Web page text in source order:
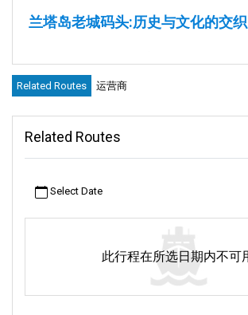
兰塔岛老城码头:历史与文化的交织
做兰塔老城。在这个小镇上,有一种神奇的感觉
个角落,都像是在向你低语古老的故事。关于
在这个小镇的正中央,有一座超长的码头。这可
无数个日日夜夜。它就像小镇的心脏,承载着许多
关于老城码头
兰塔岛老城长长的码头延伸至大海深处,它不
道。踏上码头,每一步都仿佛在讲述古老的故事
以前曾在这片海域航行的海上吉普赛人。这座
Related Routes 运营商
Related Routes
Select Date
此行程在所选日期内不可